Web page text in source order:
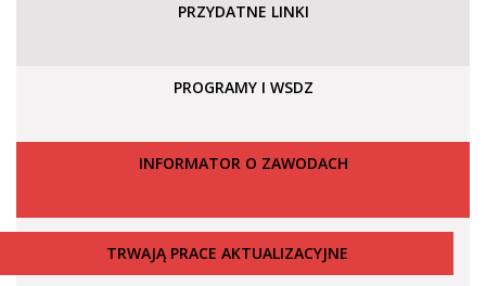
PRZYDATNE LINKI
PROGRAMY I WSDZ
INFORMATOR O ZAWODACH
TRWAJĄ PRACE AKTUALIZACYJNE